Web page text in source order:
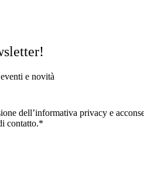
e novità
dell’informativa privacy e
contatto.*